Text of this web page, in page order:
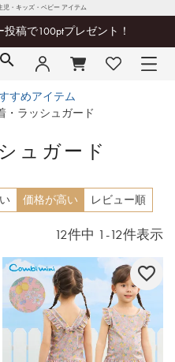
児・キッズ・ベビー アイテム
稿で100ptプレゼント！
すめアイテム
・ラッシュガード
ュガード
価格が高い レビュー順
12件中 1 -12件表示